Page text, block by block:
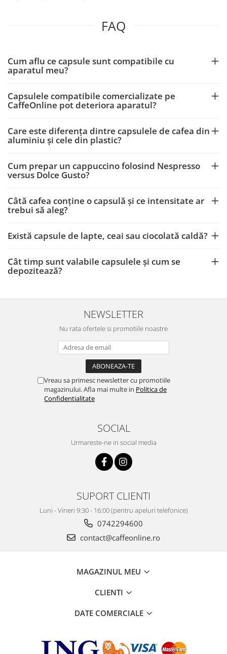
FAQ
Cum aflu ce capsule sunt compatibile cu
aparatul meu?
Capsulele compatibile comercializate pe
CaffeOnline pot deteriora aparatul?
Care este diferența dintre capsulele de cafea din
aluminiu și cele din plastic?
Cum prepar un cappuccino folosind Nespresso
versus Dolce Gusto?
Câtă cafea conține o capsulă și ce intensitate ar
trebui să aleg?
Există capsule de lapte, ceai sau ciocolată caldă?
Cât timp sunt valabile capsulele și cum se
depozitează?
NEWSLETTER
Nu rata ofertele si promotiile noastre
Vreau sa primesc newsletter cu promotiile
magazinului. Afla mai multe in Politica de
Confidentialitate
SOCIAL
Urmareste-ne in social media
SUPORT CLIENTI
Luni - Vineri 9:30 - 16:00 (pentru apeluri telefonice)
0742294600
contact@caffeonline.ro
MAGAZINUL MEU
CLIENTI
DATE COMERCIALE